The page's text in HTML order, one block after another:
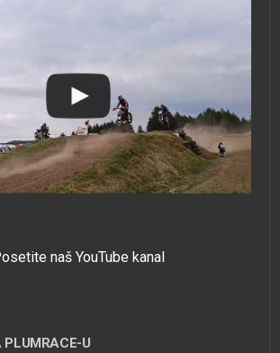
naš YouTube kanal
PLUMRACE-U